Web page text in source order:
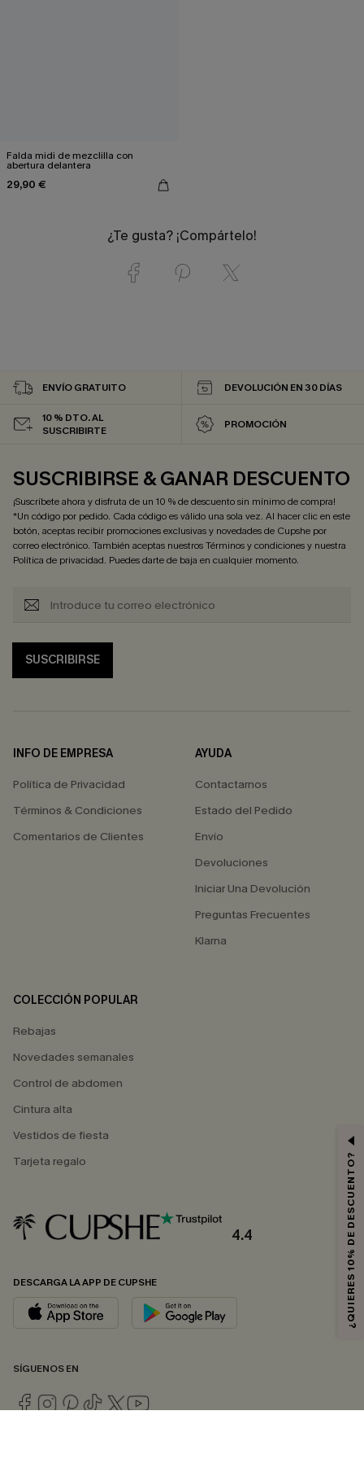
Falda midi de mezclilla con
abertura delantera
29,90 €
¿Te gusta? ¡Compártelo!
ENVÍO GRATUITO DEVOLUCIÓN EN 30 DÍAS
10 % DTO. AL
SUSCRIBIRTE
PROMOCIÓN
SUSCRIBIRSE & GANAR DESCUENTO
¡Suscríbete ahora y disfruta de un 10 % de descuento sin mínimo de compra!
*Un código por pedido. Cada código es válido una sola vez. Al hacer clic en este
botón, aceptas recibir promociones exclusivas y novedades de Cupshe por
correo electrónico. También aceptas nuestrosTérminos y condicionesy nuestra
Política de privacidad. Puedes darte de baja en cualquier momento.
SUSCRIBIRSE
INFO DE EMPRESA
Política de Privacidad
Términos & Condiciones
Comentarios de Clientes
AYUDA
Contactarnos
Estado del Pedido
Envío
Devoluciones
Iniciar Una Devolución
Preguntas Frecuentes
Klarna
COLECCIÓN POPULAR
Rebajas
Novedades semanales
Control de abdomen
Cintura alta
Vestidos de fiesta
Tarjeta regalo
4.4
DESCARGA LA APP DE CUPSHE
SÍGUENOS EN
¿QUIERES 10% DE DESCUENTO?